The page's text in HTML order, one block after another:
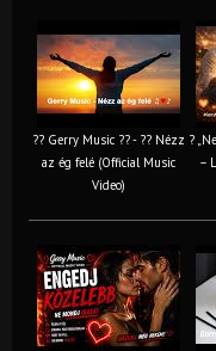
?? Gerry Music ?? - ?? Nézz
az ég felé (Official Music
Video)
?
–